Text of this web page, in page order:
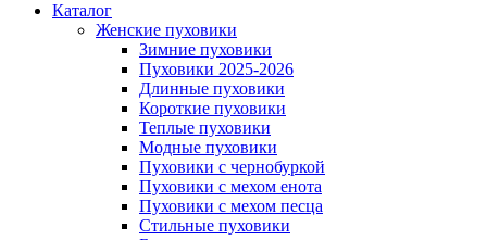
Каталог
Женские пуховики
Зимние пуховики
Пуховики 2025-2026
Длинные пуховики
Короткие пуховики
Теплые пуховики
Модные пуховики
Пуховики с чернобуркой
Пуховики с мехом енота
Пуховики с мехом песца
Стильные пуховики